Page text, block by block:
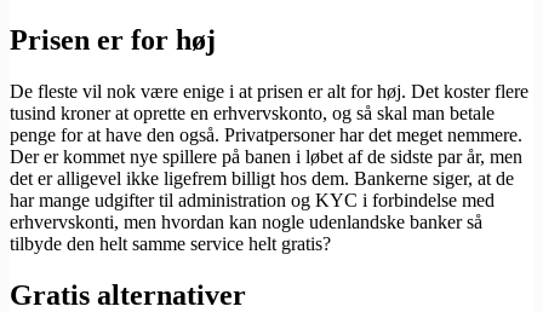
Prisen er for høj
De fleste vil nok være enige i at prisen er alt for høj. Det koster flere
tusind kroner at oprette en erhvervskonto, og så skal man betale
penge for at have den også. Privatpersoner har det meget nemmere.
Der er kommet nye spillere på banen i løbet af de sidste par år, men
det er alligevel ikke ligefrem billigt hos dem. Bankerne siger, at de
har mange udgifter til administration og KYC i forbindelse med
erhvervskonti, men hvordan kan nogle udenlandske banker så
tilbyde den helt samme service helt gratis?
Gratis alternativer